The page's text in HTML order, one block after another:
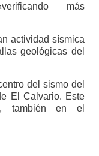
más
actividad sísmica
geológicas del
del sismo del
El Calvario. Este
también en el